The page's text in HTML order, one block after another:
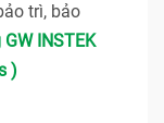
trì, bảo
INSTEK
)